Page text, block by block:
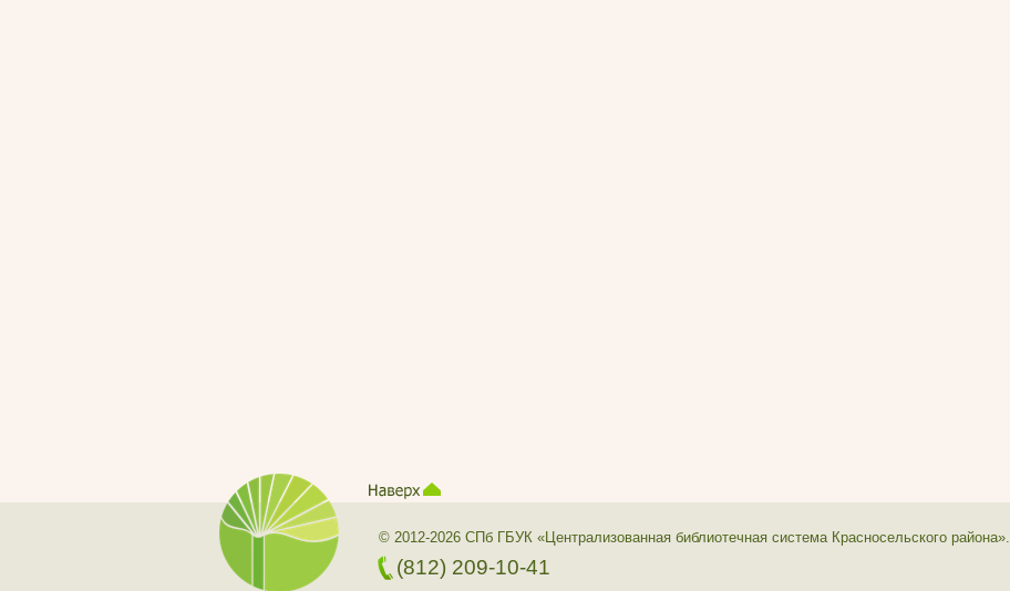
© 2012-2026 СПб ГБУК «Централизованная библиотечная система Красносельского района».
(812) 209-10-41